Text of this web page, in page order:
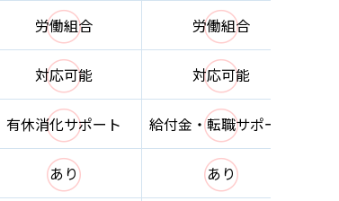
◯
労働組合 ◯
労働組合
◯
対応可能 ◯
対応可能
◯
有休消化サポート ◯
給付金・転職サポート
◯
あり ◯
あり